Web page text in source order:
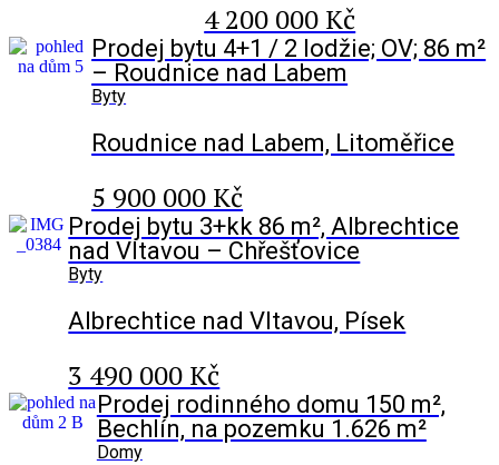
4 200 000 Kč
Prodej bytu 4+1 / 2 lodžie; OV; 86 m²
– Roudnice nad Labem
Byty
Roudnice nad Labem, Litoměřice
5 900 000 Kč
Prodej bytu 3+kk 86 m², Albrechtice
nad Vltavou – Chřešťovice
Byty
Albrechtice nad Vltavou, Písek
3 490 000 Kč
Prodej rodinného domu 150 m²,
Bechlín, na pozemku 1.626 m²
Domy